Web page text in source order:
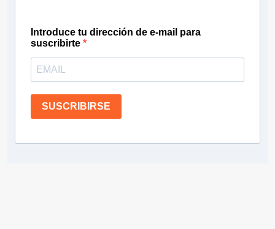
Introduce tu dirección de e-mail para
suscribirte
SUSCRIBIRSE